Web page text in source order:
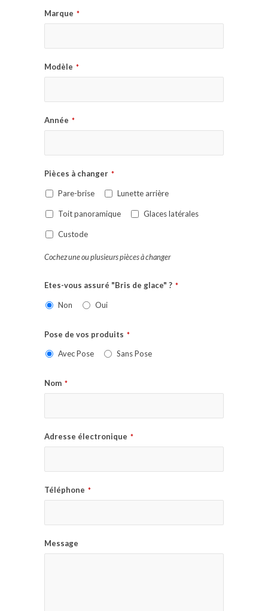
Marque *
Modèle *
Année *
Pièces à changer *
Pare-brise Lunette arrière
Toit panoramique Glaces latérales
Custode
Cochez une ou plusieurs pièces à changer
Etes-vous assuré "Bris de glace" ? *
Non Oui
Pose de vos produits *
Avec Pose Sans Pose
Nom *
Adresse électronique *
Téléphone *
Message